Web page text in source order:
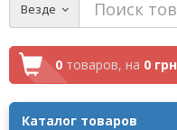
Везде
0 товаров, на 0
Каталог товаров